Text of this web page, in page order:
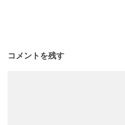
コメントを残す